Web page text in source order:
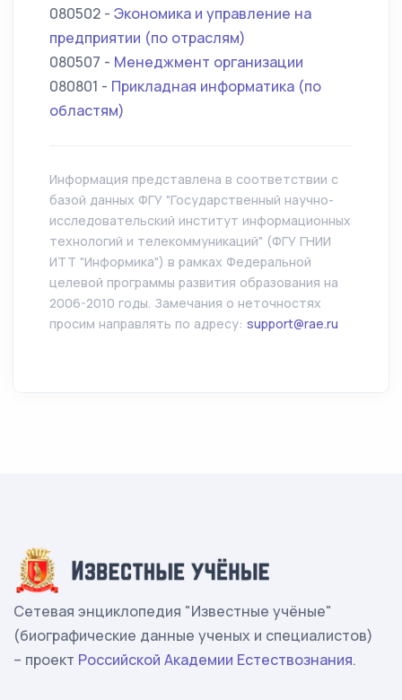
080502 - Экономика и управление на
предприятии (по отраслям)
080507 - Менеджмент организации
080801 - Прикладная информатика (по
областям)
Информация представлена в соответствии с
базой данных ФГУ "Государственный научно-
исследовательский институт информационных
технологий и телекоммуникаций" (ФГУ ГНИИ
ИТТ "Информика") в рамках Федеральной
целевой программы развития образования на
2006-2010 годы. Замечания о неточностях
просим направлять по адресу: support@rae.ru
Сетевая энциклопедия "Известные учёные"
(биографические данные ученых и специалистов)
– проект Российской Академии Естествознания.